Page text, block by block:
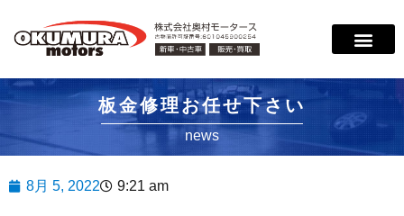
板金修理お任せ下さい
news
8月 5, 2022 9:21 am